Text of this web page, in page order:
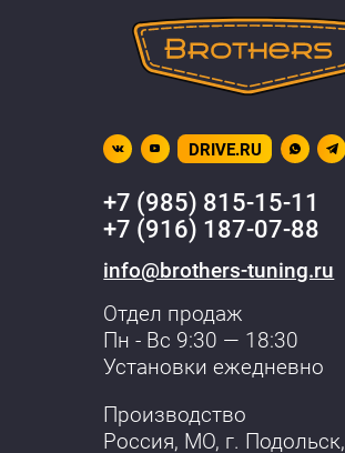
DRIVE.RU
+7 (985) 815-15-11
+7 (916) 187-07-88
info@brothers-tuning.ru
Отдел продаж
Пн - Вс 9:30 — 18:30
Установки ежедневно
Производство
Россия, МО, г. Подольск,